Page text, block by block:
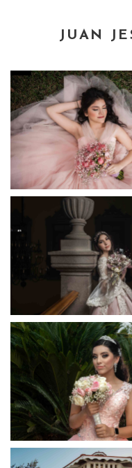
JUAN